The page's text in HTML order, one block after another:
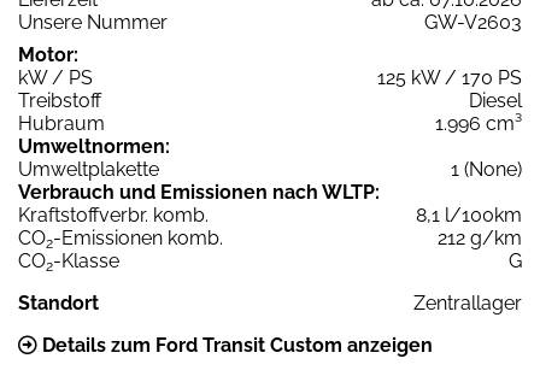
Unsere Nummer
GW-V2603
Motor:
kW / PS
125 kW / 170 PS
Treibstoff
Diesel
Hubraum
1.996 cm³
Umweltnormen:
Umweltplakette
1 (None)
Verbrauch und Emissionen nach WLTP:
Kraftstoffverbr. komb.
8,1 l/100km
CO2-Emissionen komb.
212 g/km
CO2-Klasse
G
Standort
Zentrallager
Details zum Ford Transit Custom anzeigen